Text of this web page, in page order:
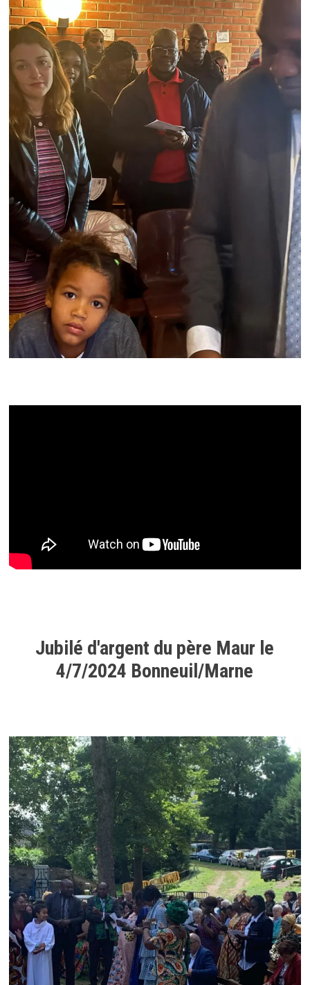
Jubilé d'argent du père Maur le
4/7/2024 Bonneuil/Marne